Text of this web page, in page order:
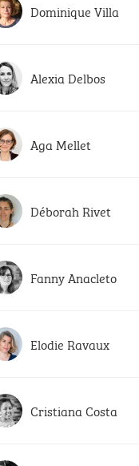
Dominique Villa
Alexia Delbos
Aga Mellet
Déborah Rivet
Fanny Anacleto
Elodie Ravaux
Cristiana Costa